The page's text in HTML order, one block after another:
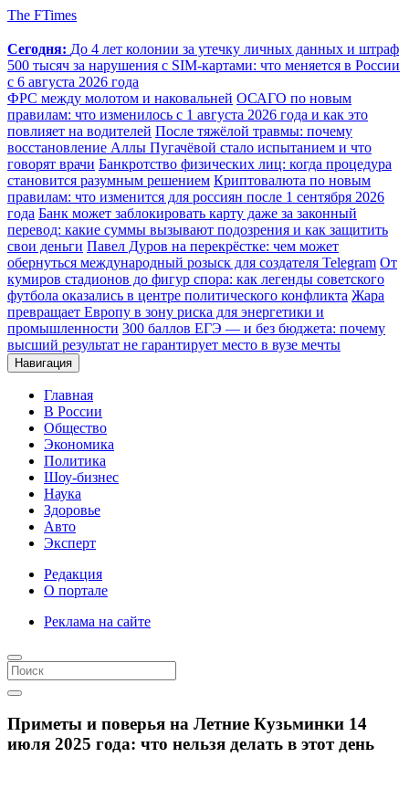
The FTimes
Сегодня: До 4 лет колонии за утечку личных данных и штраф
500 тысяч за нарушения с SIM-картами: что меняется в России
с 6 августа 2026 года
ФРС между молотом и наковальней ОСАГО по новым
правилам: что изменилось с 1 августа 2026 года и как это
повлияет на водителей После тяжёлой травмы: почему
восстановление Аллы Пугачёвой стало испытанием и что
говорят врачи Банкротство физических лиц: когда процедура
становится разумным решением Криптовалюта по новым
правилам: что изменится для россиян после 1 сентября 2026
года Банк может заблокировать карту даже за законный
перевод: какие суммы вызывают подозрения и как защитить
свои деньги Павел Дуров на перекрёстке: чем может
обернуться международный розыск для создателя Telegram От
кумиров стадионов до фигур спора: как легенды советского
футбола оказались в центре политического конфликта Жара
превращает Европу в зону риска для энергетики и
промышленности 300 баллов ЕГЭ — и без бюджета: почему
высший результат не гарантирует место в вузе мечты
Навигация
Главная
В России
Общество
Экономика
Политика
Шоу-бизнес
Наука
Здоровье
Авто
Эксперт
Редакция
О портале
Реклама на сайте
Приметы и поверья на Летние Кузьминки 14
июля 2025 года: что нельзя делать в этот день